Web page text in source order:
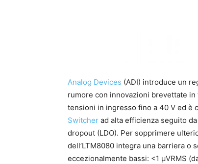
Analog Devices (ADI) introduce un
rumore con innovazioni brevettate in
tensioni in ingresso fino a 40 V ed è
Switcher ad alta efficienza seguito
dropout (LDO). Per sopprimere
dell’LTM8080 integra una barriera o
eccezionalmente bassi: <1 µVRMS